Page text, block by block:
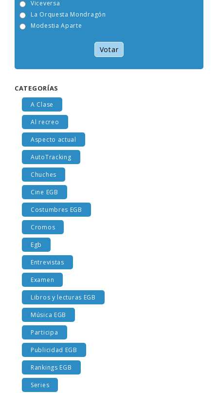
Viceversa
La Orquesta Mondragón
Modestia Aparte
Votar
CATEGORÍAS
A Clase
Al recreo
Aspecto actual
AutoTracking
Chuches
Cine EGB
Costumbres EGB
Cromos
Egb
Entrevistas
Examen
Libros y lecturas EGB
Música EGB
Participa
Publicidad EGB
Rankings EGB
Series